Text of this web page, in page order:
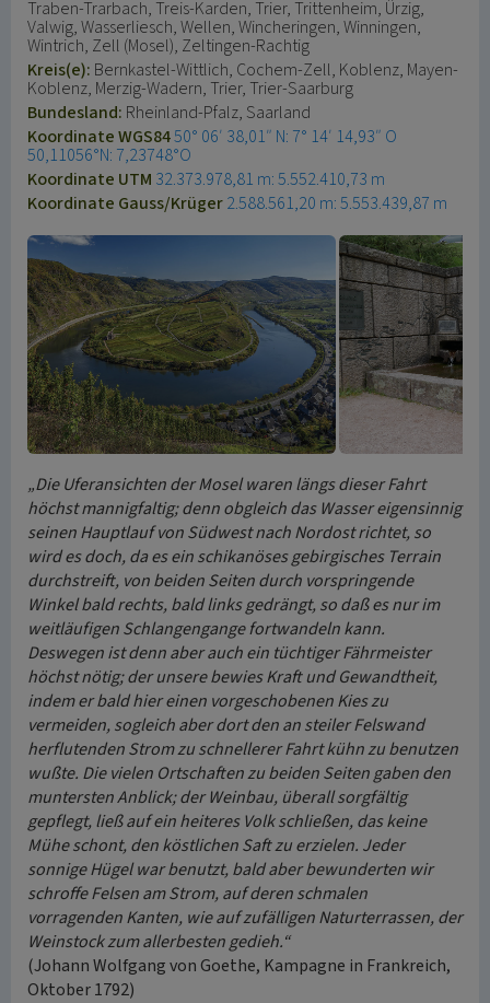
Traben-Trarbach, Treis-Karden, Trier, Trittenheim, Ürzig,
Valwig, Wasserliesch, Wellen, Wincheringen, Winningen,
Wintrich, Zell (Mosel), Zeltingen-Rachtig
Kreis(e): Bernkastel-Wittlich, Cochem-Zell, Koblenz, Mayen-
Koblenz, Merzig-Wadern, Trier, Trier-Saarburg
Bundesland: Rheinland-Pfalz, Saarland
Koordinate WGS8450° 06′ 38,01″ N: 7° 14′ 14,93″ O
50,11056°N: 7,23748°O
Koordinate UTM 32.373.978,81 m: 5.552.410,73 m
Koordinate Gauss/Krüger2.588.561,20 m: 5.553.439,87 m
„Die Uferansichten der Mosel waren längs dieser Fahrt
höchst mannigfaltig; denn obgleich das Wasser eigensinnig
seinen Hauptlauf von Südwest nach Nordost richtet, so
wird es doch, da es ein schikanöses gebirgisches Terrain
durchstreift, von beiden Seiten durch vorspringende
Winkel bald rechts, bald links gedrängt, so daß es nur im
weitläufigen Schlangengange fortwandeln kann.
Deswegen ist denn aber auch ein tüchtiger Fährmeister
höchst nötig; der unsere bewies Kraft und Gewandtheit,
indem er bald hier einen vorgeschobenen Kies zu
vermeiden, sogleich aber dort den an steiler Felswand
herflutenden Strom zu schnellerer Fahrt kühn zu benutzen
wußte. Die vielen Ortschaften zu beiden Seiten gaben den
muntersten Anblick; der Weinbau, überall sorgfältig
gepflegt, ließ auf ein heiteres Volk schließen, das keine
Mühe schont, den köstlichen Saft zu erzielen. Jeder
sonnige Hügel war benutzt, bald aber bewunderten wir
schroffe Felsen am Strom, auf deren schmalen
vorragenden Kanten, wie auf zufälligen Naturterrassen, der
Weinstock zum allerbesten gedieh.“
(Johann Wolfgang von Goethe, Kampagne in Frankreich,
Oktober 1792)